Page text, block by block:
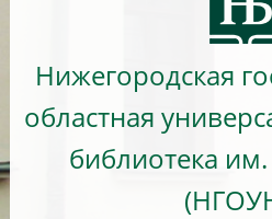
Нижегородская
областная
библиотека